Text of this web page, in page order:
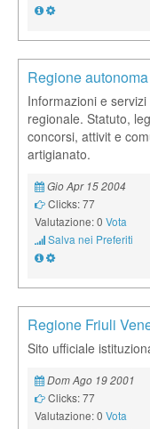
Regione
Informazioni e
regionale. Statuto,
concorsi, attivit e
artigianato.
Gio Apr 15 2004
Clicks: 77
Valutazione: 0 Vota
Salva nei Preferiti
Regione Friuli
Sito ufficiale
Dom Ago 19 2001
Clicks: 77
Valutazione: 0 Vota